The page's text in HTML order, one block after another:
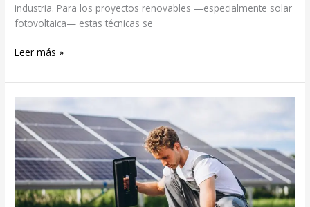
industria. Para los proyectos renovables —especialmente solar
fotovoltaica— estas técnicas se
Leer más »